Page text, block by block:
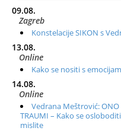
09.08.
Zagreb
Konstelacije SIKON s
13.08.
Online
Kako se nositi s
14.08.
Online
Vedrana Meštrović: ONO
TRAUMI – Kako se
mislite